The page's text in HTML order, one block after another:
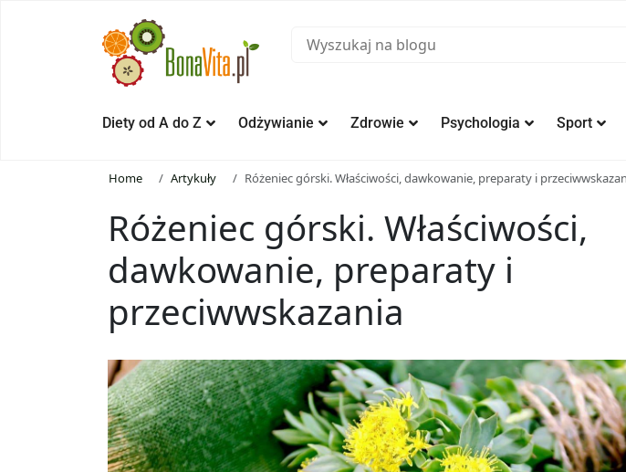
Diety od A do Z Odżywianie Zdrowie Psychologia Sport
Home Artykuły Różeniec górski. Właściwości, dawkowanie, preparaty i
Różeniec górski. Właściwości,
dawkowanie, preparaty i
przeciwwskazania